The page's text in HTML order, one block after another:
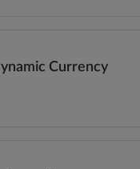
Currency